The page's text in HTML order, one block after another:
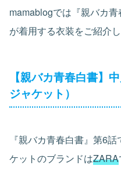
mamablogでは『親バカ
が着用する衣装をご紹介し
【親バカ青春白書】
ジャケット）
『親バカ青春白書』第6
ケットのブランドはZARA